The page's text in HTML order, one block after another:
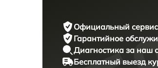
Официальный сервис
Гарантийное
Диагностика за наш
Бесплатный выезд